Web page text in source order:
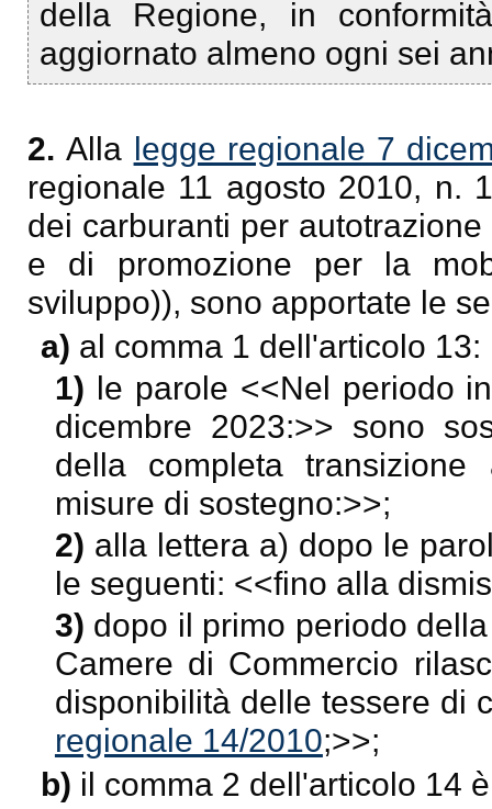
della Regione, in
aggiornato almeno ogni sei
2.Alla legge regionale 7
regionale 11 agosto 2010, n.
dei carburanti per
e di promozione per la
sviluppo)), sono apportate le
a) al comma 1 dell'articolo 13:
1) le parole <<Nel periodo
dicembre 2023:>> sono
della completa
misure di sostegno:>>;
2) alla lettera a) dopo le
le seguenti: <<fino alla
3) dopo il primo periodo
Camere di Commercio
disponibilità delle tessere di
regionale 14/2010;>>;
b) il comma 2 dell'articolo 14